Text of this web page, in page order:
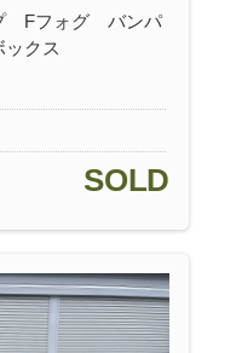
Fフォグ バンパ
クス
SOLD